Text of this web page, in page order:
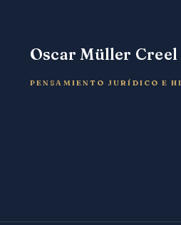
Oscar Müller Creel
PENSAMIENTO JURÍDICO E